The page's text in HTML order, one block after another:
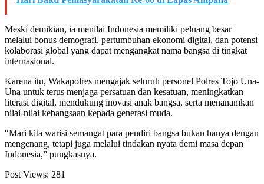
Meski demikian, ia menilai Indonesia memiliki peluang besar
melalui bonus demografi, pertumbuhan ekonomi digital, dan potensi
kolaborasi global yang dapat mengangkat nama bangsa di tingkat
internasional.
Karena itu, Wakapolres mengajak seluruh personel Polres Tojo Una-
Una untuk terus menjaga persatuan dan kesatuan, meningkatkan
literasi digital, mendukung inovasi anak bangsa, serta menanamkan
nilai-nilai kebangsaan kepada generasi muda.
“Mari kita warisi semangat para pendiri bangsa bukan hanya dengan
mengenang, tetapi juga melalui tindakan nyata demi masa depan
Indonesia,” pungkasnya.
Post Views: 281